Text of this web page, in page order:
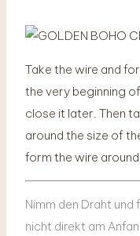
Take the wire and
the very beginning
close it later. Then
around the size of
form the wire
Nimm den Draht
nicht direkt am